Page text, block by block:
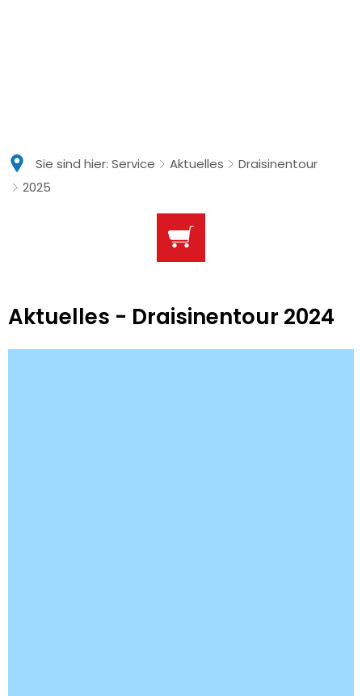
Sie sind hier: Service Aktuelles
Draisinentour
2025
2025
Aktuelles - Draisinentour 2024